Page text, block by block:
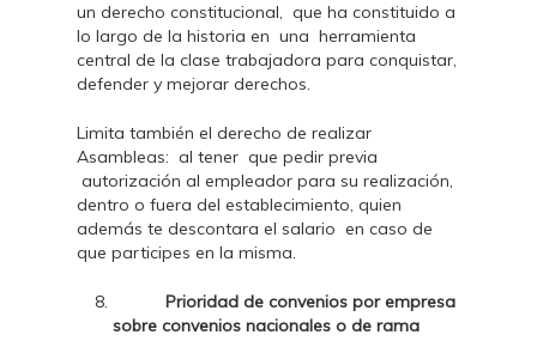
un derecho constitucional, que ha constituido a
lo largo de la historia en una herramienta
central de la clase trabajadora para conquistar,
defender y mejorar derechos.
Limita también el derecho de realizar
Asambleas: al tener que pedir previa
autorización al empleador para su realización,
dentro o fuera del establecimiento, quien
además te descontara el salario en caso de
que participes en la misma.
Prioridad de convenios por empresa
sobre convenios nacionales o de rama